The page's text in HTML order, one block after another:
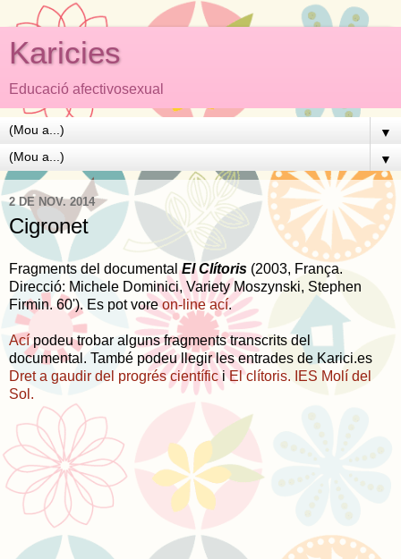
Karicies
Educació afectivosexual
▼
▼
2 DE NOV. 2014
Cigronet
Fragments del documentalEl Clítoris (2003, França.
Direcció: Michele Dominici, Variety Moszynski, Stephen
Firmin. 60'). Es pot voreon-line ací.
Acípodeu trobar alguns fragments transcrits del
documental. També podeu llegir les entrades de Karici.es
Dret a gaudir del progrés científiciEl clítoris. IES Molí del
Sol.